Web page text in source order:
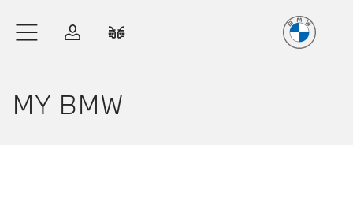
Anmelden
MY BMW